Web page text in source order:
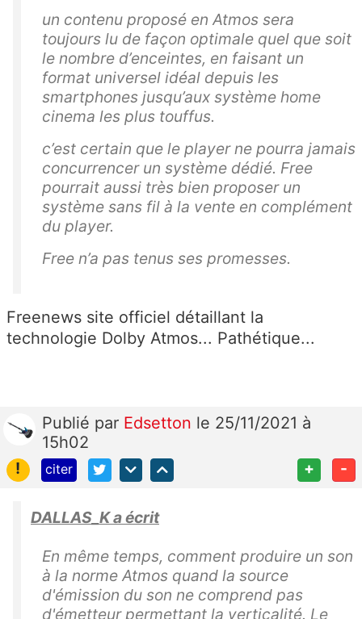
un contenu proposé en Atmos sera
toujours lu de façon optimale quel que soit
le nombre d’enceintes, en faisant un
format universel idéal depuis les
smartphones jusqu’aux système home
cinema les plus touffus.
c’est certain que le player ne pourra jamais
concurrencer un système dédié. Free
pourrait aussi très bien proposer un
système sans fil à la vente en complément
du player.
Free n’a pas tenus ses promesses.
Freenews site officiel détaillant la
technologie Dolby Atmos... Pathétique...
Publié par Edsetton le 25/11/2021 à
15h02
!
citer + -
DALLAS_K a écrit
En même temps, comment produire un son
à la norme Atmos quand la source
d'émission du son ne comprend pas
d'émetteur permettant la verticalité. Le